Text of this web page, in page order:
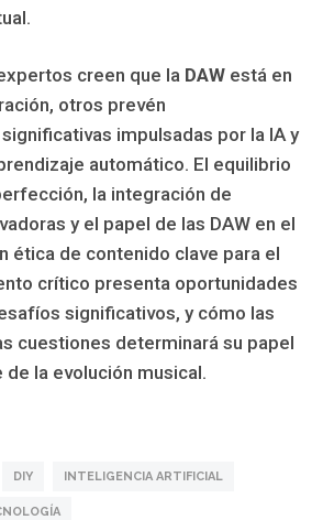
creen que la DAW está en
otros prevén
impulsadas por la IA y
automático. El equilibrio
la integración de
y el papel de las DAW en el
ética de contenido clave para el
crítico presenta oportunidades
significativos, y cómo las
cuestiones determinará su papel
la evolución musical.
DIY INTELIGENCIA ARTIFICIAL